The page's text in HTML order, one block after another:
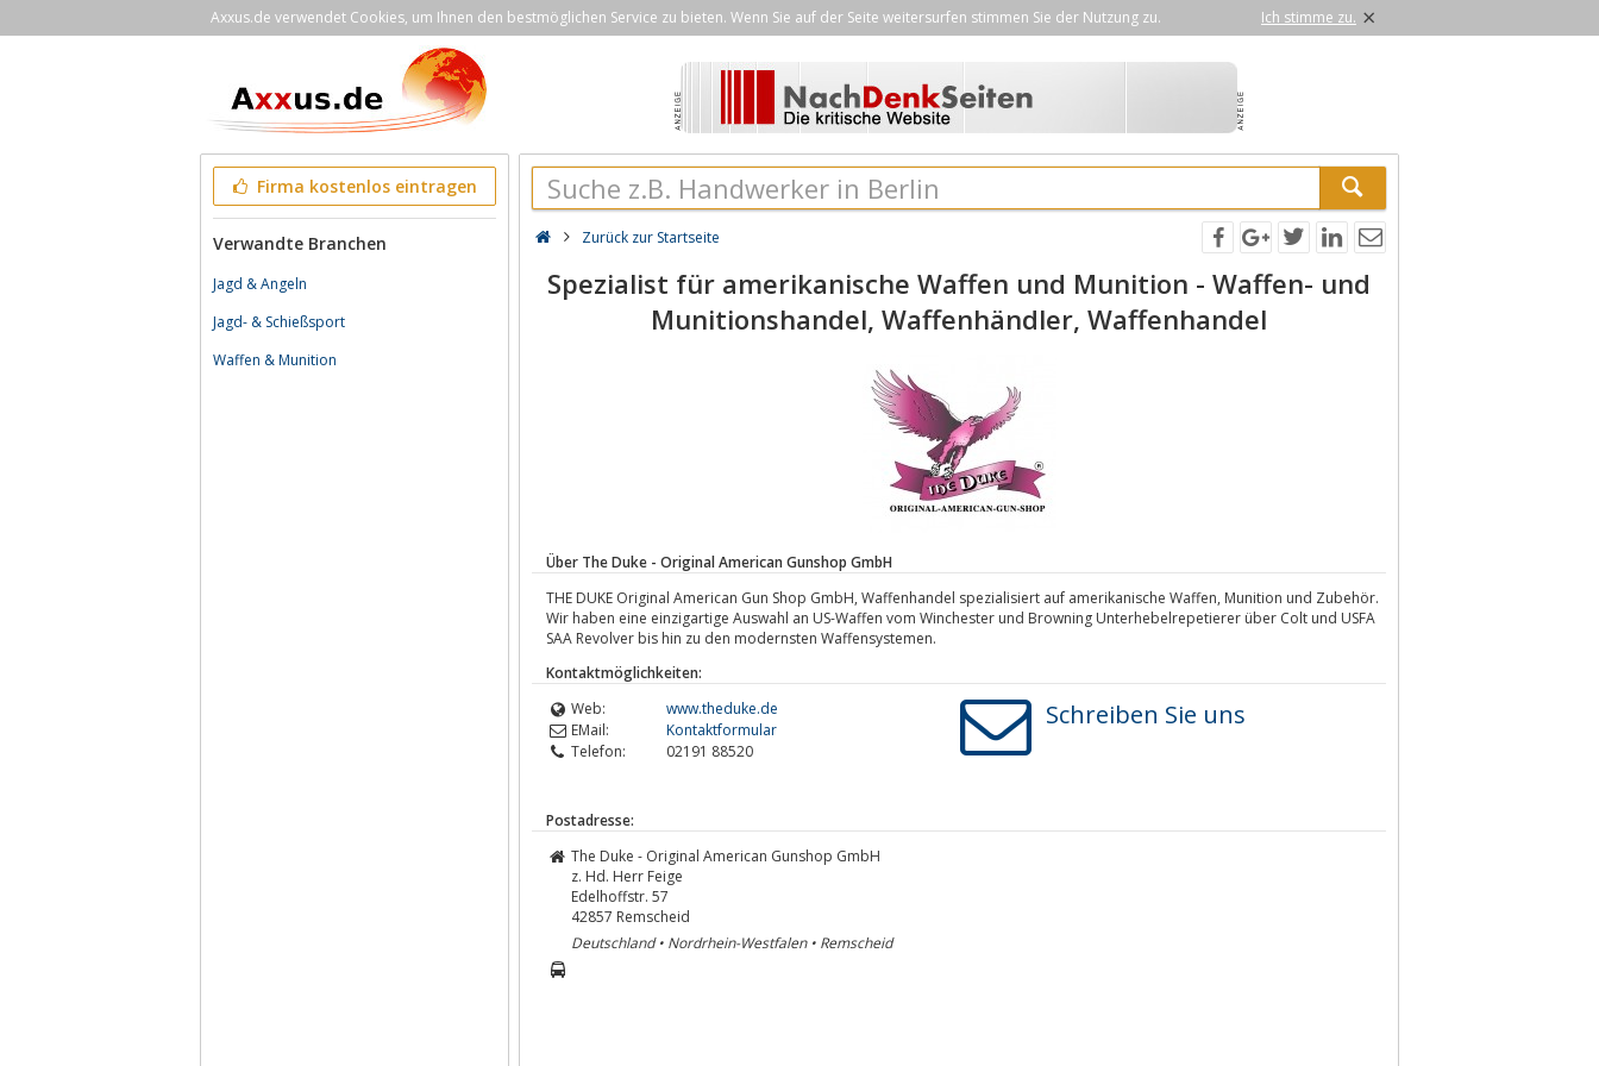
Axxus.de verwendet Cookies, um Ihnen den bestmöglichen Service zu bieten. Wenn Sie auf der Seite weitersurfen stimmen Sie der Nutzung zu. Ich stimme zu. ×
Firma kostenlos eintragen
Verwandte Branchen
Jagd & Angeln
Jagd- & Schießsport
Waffen & Munition
Zurück zur Startseite
Spezialist für amerikanische Waffen und Munition - Waffen- und
Munitionshandel, Waffenhändler, Waffenhandel
Über The Duke - Original American Gunshop GmbH
THE DUKE Original American Gun Shop GmbH, Waffenhandel spezialisiert auf amerikanische Waffen, Munition und Zubehör.
Wir haben eine einzigartige Auswahl an US-Waffen vom Winchester und Browning Unterhebelrepetierer über Colt und USFA
SAA Revolver bis hin zu den modernsten Waffensystemen.
Kontaktmöglichkeiten:
Web:
www.theduke.de
EMail:
Kontaktformular
Telefon:
02191 88520
Schreiben Sie uns
Postadresse:
The Duke - Original American Gunshop GmbH
z. Hd. Herr Feige
Edelhoffstr. 57
42857 Remscheid
Deutschland • Nordrhein-Westfalen • Remscheid